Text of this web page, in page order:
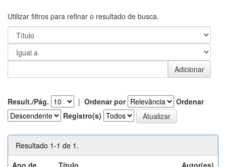
Utilizar filtros para refinar o resultado de busca.
Result./Pág. | Ordenar por
Ordenar
Registro(s)
Resultado 1-1 de 1.
Ano de
Título Autor(es)